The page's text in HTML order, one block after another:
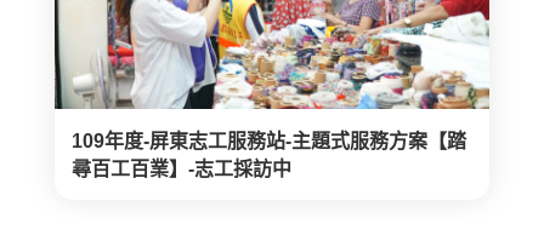
109年度-屏東志工服務站-主題式服務方案【踏
尋百工百業】-志工採訪中